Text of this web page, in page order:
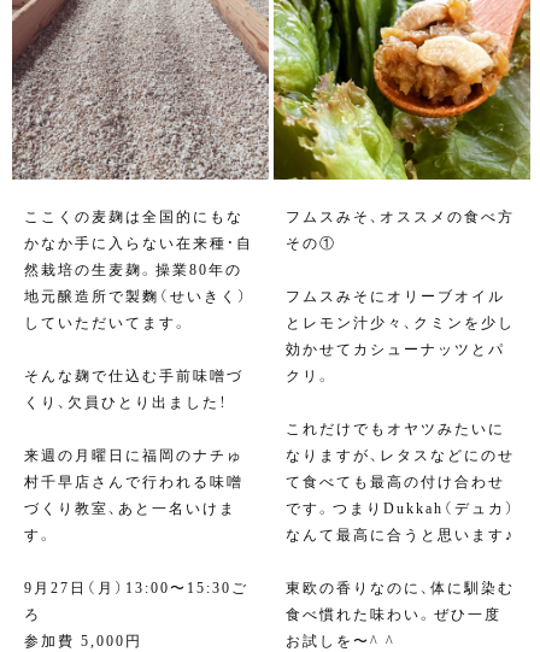
ここくの麦麹は全国的にもな
かなか手に入らない在来種・自
然栽培の生麦麹。操業80年の
地元醸造所で製麴（せいきく）
していただいてます。
そんな麹で仕込む手前味噌づ
くり、欠員ひとり出ました！
来週の月曜日に福岡のナチゅ
村千早店さんで行われる味噌
づくり教室、あと一名いけま
す。
9月27日（月）13:00〜15:30ご
ろ
参加費 5,000円
フムスみそ、オススメの食べ方
その①
フムスみそにオリーブオイル
とレモン汁少々、クミンを少し
効かせてカシューナッツとパ
クリ。
これだけでもオヤツみたいに
なりますが、レタスなどにのせ
て食べても最高の付け合わせ
です。つまりDukkah（デュカ）
なんて最高に合うと思います♪
東欧の香りなのに、体に馴染む
食べ慣れた味わい。ぜひ一度
お試しを〜^ ^